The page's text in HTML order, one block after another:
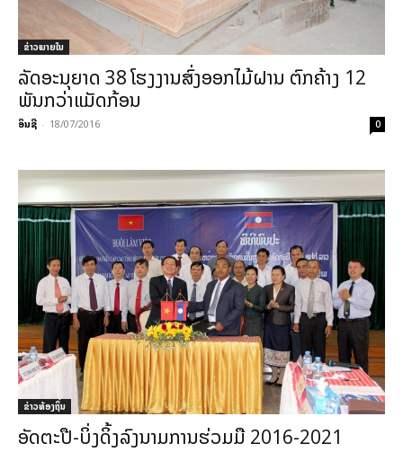
ຂ່າວພາຍ​ໃນ
ລັດອະນຸຍາດ 38 ໂຮງງານສົ່ງອອກໄມ້ຝານ ຕົກຄ້າງ 12
ພັນກວ່າແມັດກ້ອນ
ອິນຊີ - 18/07/2016 0
ຂ່າວທ້ອງຖິ່ນ
ອັດຕະປື-ບິ່ງດິ້ງລົງນາມການຮ່ວມມື 2016-2021